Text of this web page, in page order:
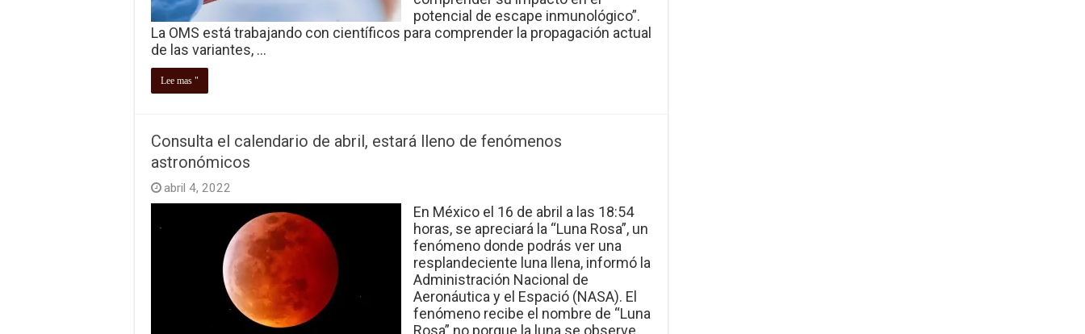
potencial de escape inmunológico”.
La OMS está trabajando con científicos para comprender la propagación actual
de las variantes, …
Lee mas "
Consulta el calendario de abril, estará lleno de fenómenos
astronómicos
abril 4, 2022
En México el 16 de abril a las 18:54
horas, se apreciará la “Luna Rosa”, un
fenómeno donde podrás ver una
resplandeciente luna llena, informó la
Administración Nacional de
Aeronáutica y el Espació (NASA). El
fenómeno recibe el nombre de “Luna
Rosa” no porque la luna se observe